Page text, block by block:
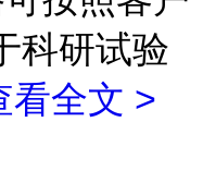
科研试验
看全文 >